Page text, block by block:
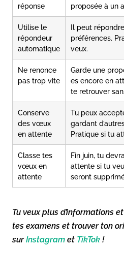
réponse
proposée à un
Utilise le
répondeur
automatique
Il peut
préférences.
veux.
Ne renonce
pas trop vite
Garde une
es encore en
te retrouver
Conserve
des vœux
en attente
Tu peux
gardant
Pratique si tu
Classe tes
vœux en
attente
Fin juin, tu
attente si tu
seront
Tu veux plus d’informations
tes examens et trouver ton
surInstagram et TikTok !